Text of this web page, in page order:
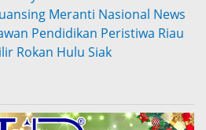
Meranti Nasional News
Pendidikan Peristiwa Riau
Rokan Hulu Siak